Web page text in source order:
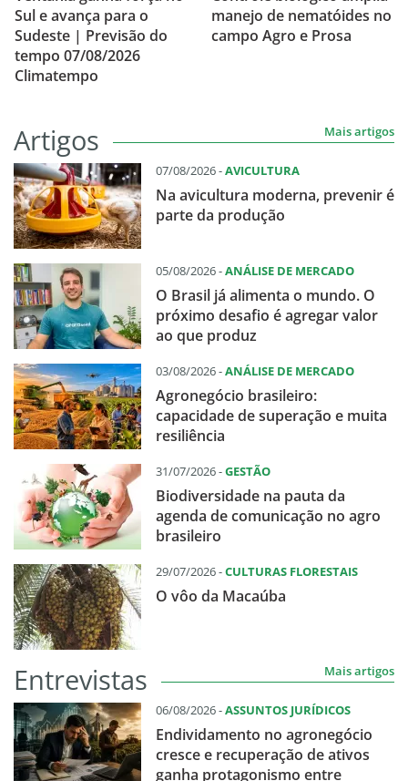
Sul e avança para o
Sudeste | Previsão do
tempo 07/08/2026
Climatempo
manejo de nematóides no
campo Agro e Prosa
Artigos Mais artigos
07/08/2026 -AVICULTURA
Na avicultura moderna, prevenir é
parte da produção
05/08/2026 -ANÁLISE DE MERCADO
O Brasil já alimenta o mundo. O
próximo desafio é agregar valor
ao que produz
03/08/2026 -ANÁLISE DE MERCADO
Agronegócio brasileiro:
capacidade de superação e muita
resiliência
31/07/2026 -GESTÃO
Biodiversidade na pauta da
agenda de comunicação no agro
brasileiro
29/07/2026 -CULTURAS FLORESTAIS
O vôo da Macaúba
Entrevistas Mais artigos
06/08/2026 -ASSUNTOS JURÍDICOS
Endividamento no agronegócio
cresce e recuperação de ativos
ganha protagonismo entre